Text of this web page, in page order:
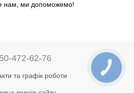
нам, ми допоможемо!
472-62-76
та графік роботи